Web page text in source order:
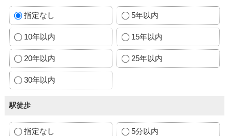
指定なし 5年以内
10年以内 15年以内
20年以内 25年以内
30年以内
駅徒歩
指定なし 5分以内